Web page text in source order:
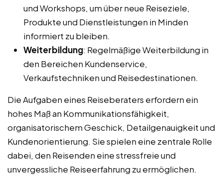
und Workshops, um über neue Reiseziele,
Produkte und Dienstleistungen in Minden
informiert zu bleiben.
Weiterbildung: Regelmäßige Weiterbildung in
den Bereichen Kundenservice,
Verkaufstechniken und Reisedestinationen.
Die Aufgaben eines Reiseberaters erfordern ein
hohes Maß an Kommunikationsfähigkeit,
organisatorischem Geschick, Detailgenauigkeit und
Kundenorientierung. Sie spielen eine zentrale Rolle
dabei, den Reisenden eine stressfreie und
unvergessliche Reiseerfahrung zu ermöglichen.